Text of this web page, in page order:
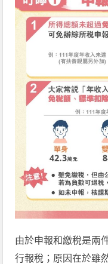
由於申報和繳稅是兩
行報稅；原因在於雖